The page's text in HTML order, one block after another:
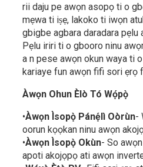
rii daju pe awọn asopọ ti o
mẹwa ti iṣẹ, lakoko ti iwọn
gbigbe agbara daradara pẹlu
Pẹlu iriri ti o gbooro ninu
a n pese awọn okun waya ti
kariaye fun awọn fifi sori ẹrọ
Àwọn Ohun Èlò Tó Wọ́pọ̀
•Àwọn Ìsopọ̀ Pánẹ́lì Oòrùn-
oorun kọọkan ninu awọn
•Àwọn Ìsopọ̀ Okùn- So
apoti akojọpọ ati awọn